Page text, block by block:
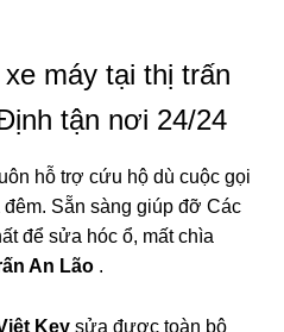
máy tại thị trấn
tận nơi 24/24
hỗ trợ cứu hộ dù cuộc gọi
Sẵn sàng giúp đỡ Các
để sửa hóc ổ, mất chìa
An Lão .
Key sửa được toàn bộ